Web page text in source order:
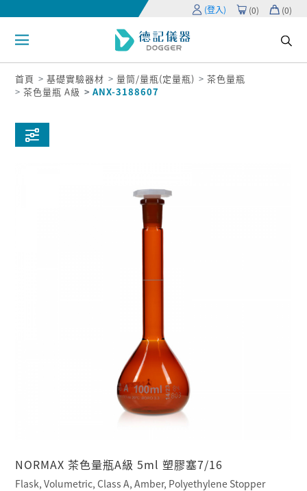
(登入) (0) (0)
首頁 基礎實驗器材 量筒/量瓶(定量瓶)
茶色量瓶
茶色量瓶 A級
ANX-3188607
NORMAX 茶色量瓶A級 5ml 塑膠塞7/16
Flask, Volumetric, Class A, Amber, Polyethylene Stopper